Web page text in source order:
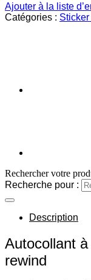
Ajouter à la liste
Catégories :
Rechercher votre
Recherche pour :
Description
Autocollant
rewind